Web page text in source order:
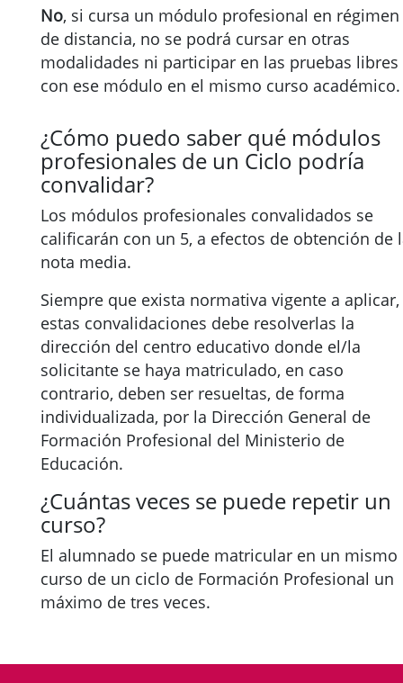
No, si cursa un módulo profesional en régimen
de distancia, no se podrá cursar en otras
modalidades ni participar en las pruebas libres
con ese módulo en el mismo curso académico.
¿Cómo puedo saber qué módulos
profesionales de un Ciclo podría
convalidar?
Los módulos profesionales convalidados se
calificarán con un 5, a efectos de obtención de
nota media.
Siempre que exista normativa vigente a aplicar,
estas convalidaciones debe resolverlas la
dirección del centro educativo donde el/la
solicitante se haya matriculado, en caso
contrario, deben ser resueltas, de forma
individualizada, por la Dirección General de
Formación Profesional del Ministerio de
Educación.
¿Cuántas veces se puede repetir un
curso?
El alumnado se puede matricular en un mismo
curso de un ciclo de Formación Profesional un
máximo de tres veces.